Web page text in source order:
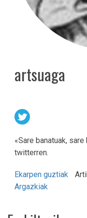
artsuaga
«Sare banatuak,
twitterren.
Ekarpen guztiak
Argazkiak